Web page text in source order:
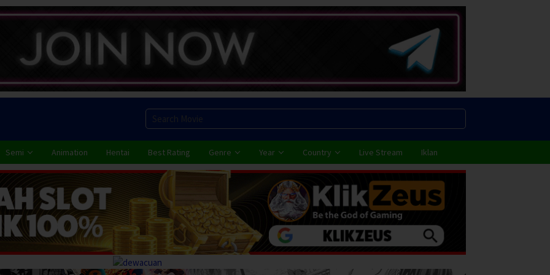
Semi Animation Hentai Best Rating Genre Year Country Live Stream Iklan